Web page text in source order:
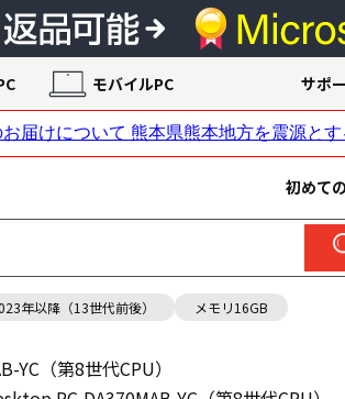
初めて
年以降（13世代前後） メモリ16GB
モバイルPC サポ
YC（第8世代CPU）